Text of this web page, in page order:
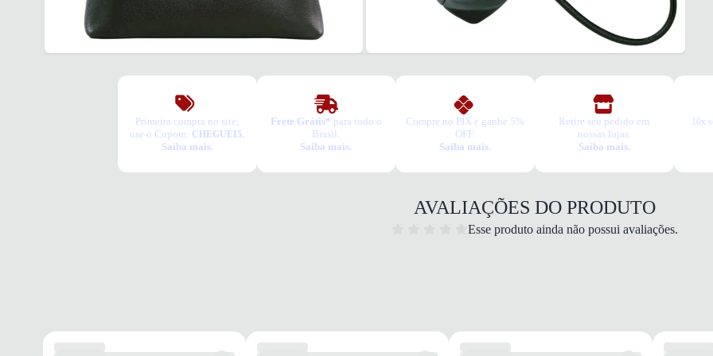
Primeira compra no site,
use o Cupom: CHEGUEI5.
Saiba mais.
Frete Grátis* para todo o
Brasil.
Saiba mais.
Compre no PIX e ganhe 5%
OFF.
Saiba mais.
Retire seu pedido em
nossas lojas.
Saiba mais.
10x
AVALIAÇÕES DO PRODUTO
Esse produto ainda não possui avaliações.